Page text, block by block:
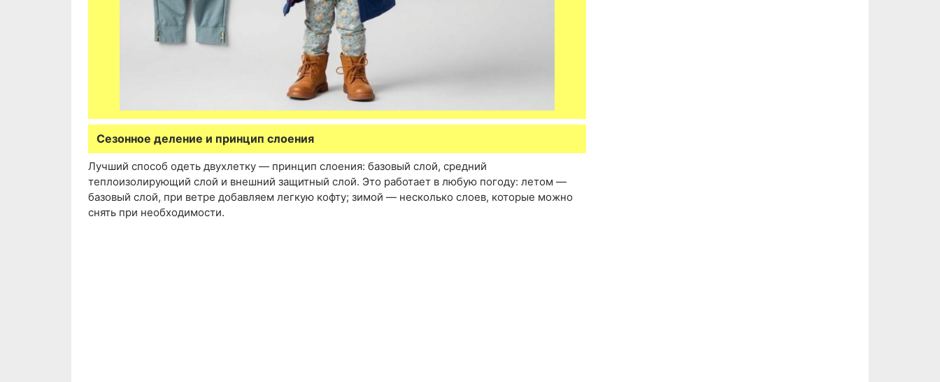
Сезонное деление и принцип слоения
Лучший способ одеть двухлетку — принцип слоения: базовый слой, средний
теплоизолирующий слой и внешний защитный слой. Это работает в любую погоду: летом —
базовый слой, при ветре добавляем легкую кофту; зимой — несколько слоев, которые можно
снять при необходимости.